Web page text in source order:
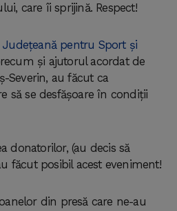
care îi sprijină. Respect!
Județeană pentru Sport și
și ajutorul acordat de
Severin, au făcut ca
să se desfășoare în condiții
donatorilor, (au decis să
făcut posibil acest eveniment!
din presă care ne-au